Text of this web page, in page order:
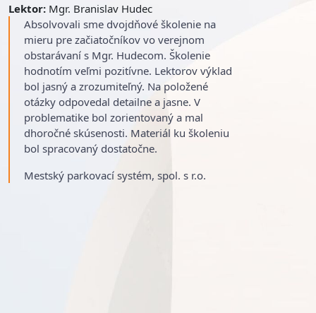
Lektor: Mgr. Branislav Hudec
Absolvovali sme dvojdňové školenie na
mieru pre začiatočníkov vo verejnom
obstarávaní s Mgr. Hudecom. Školenie
hodnotím veľmi pozitívne. Lektorov výklad
bol jasný a zrozumiteľný. Na položené
otázky odpovedal detailne a jasne. V
problematike bol zorientovaný a mal
dhoročné skúsenosti. Materiál ku školeniu
bol spracovaný dostatočne.
Mestský parkovací systém, spol. s r.o.